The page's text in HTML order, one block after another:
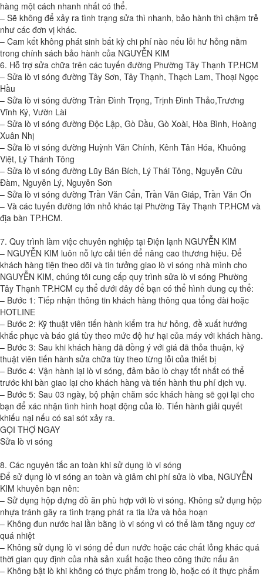
hàng một cách nhanh nhất có thể.
– Sẽ không để xảy ra tình trạng sửa thì nhanh, bảo hành thì chậm trễ
như các đơn vị khác.
– Cam kết không phát sinh bất kỳ chi phí nào nếu lỗi hư hỏng nằm
trong chính sách bảo hành của NGUYỄN KIM
6. Hỗ trợ sửa chữa trên các tuyến đường Phường Tây Thạnh TP.HCM
– Sửa lò vi sóng đường Tây Sơn, Tây Thạnh, Thạch Lam, Thoại Ngọc
Hầu
– Sửa lò vi sóng đường Trần Đình Trọng, Trịnh Đình Thảo,Trương
Vĩnh Ký, Vườn Lài
– Sửa lò vi sóng đường Độc Lập, Gò Dầu, Gò Xoài, Hòa Bình, Hoàng
Xuân Nhị
– Sửa lò vi sóng đường Huỳnh Văn Chính, Kênh Tân Hóa, Khuông
Việt, Lý Thánh Tông
– Sửa lò vi sóng đường Lũy Bán Bích, Lý Thái Tông, Nguyễn Cửu
Đàm, Nguyễn Lý, Nguyễn Sơn
– Sửa lò vi sóng đường Trần Văn Cẩn, Trần Văn Giáp, Trần Văn Ơn
– Và các tuyến đường lớn nhỏ khác tại Phường Tây Thạnh TP.HCM và
địa bàn TP.HCM.
7. Quy trình làm việc chuyên nghiệp tại Điện lạnh NGUYỄN KIM
– NGUYỄN KIM luôn nỗ lực cải tiến để nâng cao thương hiệu. Để
khách hàng tiện theo dõi và tin tưởng giao lò vi sóng nhà mình cho
NGUYỄN KIM, chúng tôi cung cấp quy trình sửa lò vi sóng Phường
Tây Thạnh TP.HCM cụ thể dưới đây để bạn có thể hình dung cụ thể:
– Bước 1: Tiếp nhận thông tin khách hàng thông qua tổng đài hoặc
HOTLINE
– Bước 2: Kỹ thuật viên tiến hành kiểm tra hư hỏng, đề xuất hướng
khắc phục và báo giá tùy theo mức độ hư hại của máy với khách hàng.
– Bước 3: Sau khi khách hàng đã đồng ý với giá đã thỏa thuận, kỹ
thuật viên tiến hành sửa chữa tùy theo từng lỗi của thiết bị
– Bước 4: Vận hành lại lò vi sóng, đảm bảo lò chạy tốt nhất có thể
trước khi bàn giao lại cho khách hàng và tiến hành thu phí dịch vụ.
– Bước 5: Sau 03 ngày, bộ phận chăm sóc khách hàng sẽ gọi lại cho
bạn để xác nhận tình hình hoạt động của lò. Tiến hành giải quyết
khiếu nại nếu có sai sót xảy ra.
GỌI THỢ NGAY
Sửa lò vi sóng
8. Các nguyên tắc an toàn khi sử dụng lò vi sóng
Để sử dụng lò vi sóng an toàn và giảm chi phí sửa lò viba, NGUYỄN
KIM khuyên bạn nên:
– Sử dụng hộp đựng đồ ăn phù hợp với lò vi sóng. Không sử dụng hộp
nhựa tránh gây ra tình trạng phát ra tia lửa và hỏa hoạn
– Không đun nước hai lần bằng lò vi sóng vì có thể làm tăng nguy cơ
quá nhiệt
– Không sử dụng lò vi sóng để đun nước hoặc các chất lỏng khác quá
thời gian quy định của nhà sản xuất hoặc theo công thức nấu ăn
– Không bật lò khi không có thực phẩm trong lò, hoặc có ít thực phẩm